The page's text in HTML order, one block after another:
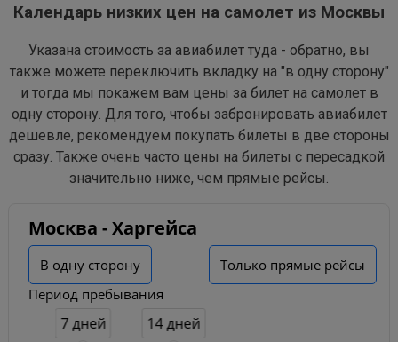
Календарь низких цен на самолет из Москвы
Указана стоимость за авиабилет туда - обратно, вы
также можете переключить вкладку на "в одну сторону"
и тогда мы покажем вам цены за билет на самолет в
одну сторону. Для того, чтобы забронировать авиабилет
дешевле, рекомендуем покупать билеты в две стороны
сразу. Также очень часто цены на билеты с пересадкой
значительно ниже, чем прямые рейсы.
Москва - Харгейса
В одну сторону
Только прямые рейсы
Период пребывания
7 дней 14 дней